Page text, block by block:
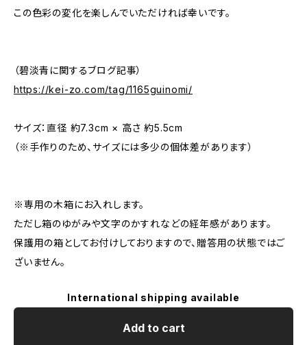
この色彩の変化を楽しんでいただければ幸いです。
（碧淡青に関するブログ記事）
https://kei-zo.com/tag/1165guinomi/
サイズ：直径 約7.3cm × 高さ 約5.5cm
（※手作りのため、サイズには多少の個体差があります）
※専用の木箱にお入れします。
ただし箱のゆがみや文字のかすれなどの経年感があります。
保護用の箱としてお付けしておりますので、贈答用の状態ではご
ざいません。
International shipping available
Add to cart